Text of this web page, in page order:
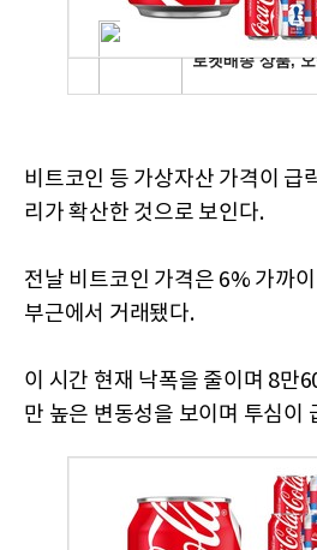
비트코인 등 가상자산 가격이 급
리가 확산한 것으로 보인다.
전날 비트코인 가격은 6% 가까
부근에서 거래됐다.
이 시간 현재 낙폭을 줄이며 8만
만 높은 변동성을 보이며 투심이